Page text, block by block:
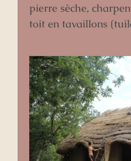
pierre sèche,
toit en tavaillons